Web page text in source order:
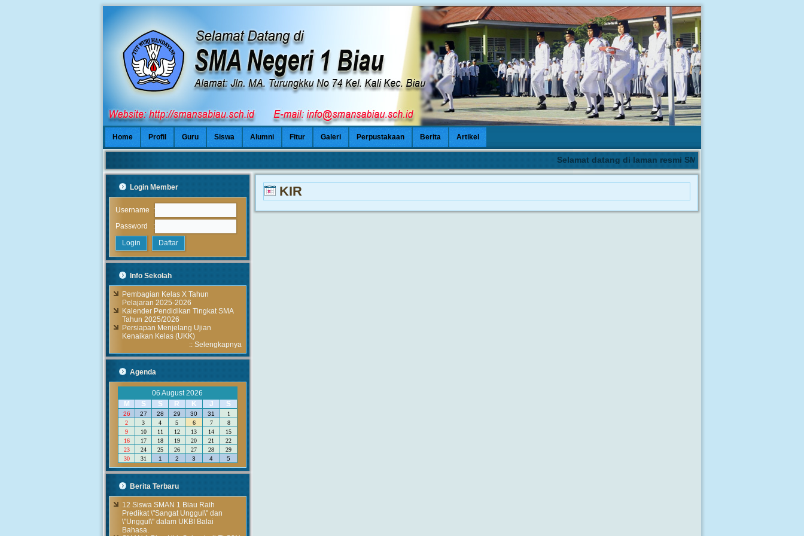
Home Profil Guru Siswa Alumni Fitur Galeri Perpustakaan Berita Artikel
Selamat datang di laman resmi SMA Negeri 1 Biau |
Login Member
Username :
Password
:
Info Sekolah
Pembagian Kelas X Tahun
Pelajaran 2025-2026
Kalender Pendidikan Tingkat SMA
Tahun 2025/2026
Persiapan Menjelang Ujian
Kenaikan Kelas (UKK)
:: Selengkapnya
Agenda
06 August 2026
M
S S R K J S
26 27 28 29 30 31
1
2
3 4 5 6 7
8
9
10 11 12 13 14
15
16
17 18 19 20 21
22
23
24 25 26 27 28
29
30
31 1 2 3 4 5
Berita Terbaru
12 Siswa SMAN 1 Biau Raih
Predikat \"Sangat Unggul\" dan
\"Unggul\" dalam UKBI Balai
Bahasa.
KIR